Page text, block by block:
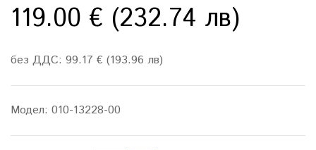
119.00 € (232.74 лв)
без ДДС: 99.17 € (193.96 лв)
Модел: 010-13228-00